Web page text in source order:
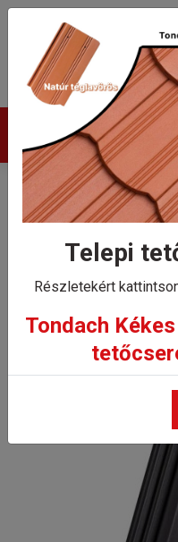
Termékek
Tondach
Kezdőlap Tondach
Telepi
Részletekért
Tondach